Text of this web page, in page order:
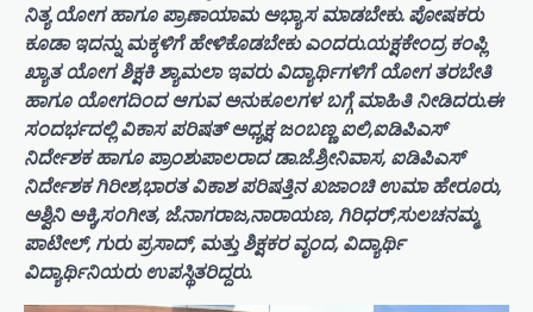
ನಿತ್ಯ ಯೋಗ ಹಾಗೂ ಪ್ರಾಣಾಯಾಮ ಅಭ್ಯಾಸ ಮಾಡಬೇಕು. ಪೋಷಕರು
ಕೂಡಾ ಇದನ್ನು ಮಕ್ಕಳಿಗೆ ಹೇಳಿಕೊಡಬೇಕು ಎಂದರು.ಯಕ್ಷಕೇಂದ್ರ ಕಂಪ್ಲಿ
ಖ್ಯಾತ ಯೋಗ ಶಿಕ್ಷಕಿ ಶ್ಯಾಮಲಾ ಇವರು ವಿದ್ಯಾರ್ಥಿಗಳಿಗೆ ಯೋಗ ತರಬೇತಿ
ಹಾಗೂ ಯೋಗದಿಂದ ಆಗುವ ಅನುಕೂಲಗಳ ಬಗ್ಗೆ ಮಾಹಿತಿ ನೀಡಿದರು.ಈ
ಸಂದರ್ಭದಲ್ಲಿ ವಿಕಾಸ ಪರಿಷತ್ ಅಧ್ಯಕ್ಷ ಜಂಬಣ್ಣ ಐಲಿ,ಐಡಿಪಿಎಸ್
ನಿರ್ದೇಶಕ ಹಾಗೂ ಪ್ರಾಂಶುಪಾಲರಾದ ಡಾ.ಜೆ.ಶ್ರೀನಿವಾಸ, ಐಡಿಪಿಎಸ್
ನಿರ್ದೇಶಕ ಗಿರೀಶ,ಭಾರತ ವಿಕಾಶ ಪರಿಷತ್ತಿನ ಖಜಾಂಚಿ ಉಮಾ ಹೇರೂರು,
ಅಶ್ವಿನಿ ಅಕ್ಕಿ,ಸಂಗೀತ, ಜೆ.ನಾಗರಾಜ,ನಾರಾಯಣ, ಗಿರಿಧರ್,ಸುಲಚನಮ್ಮ
ಪಾಟೀಲ್, ಗುರು ಪ್ರಸಾದ್, ಮತ್ತು ಶಿಕ್ಷಕರ ವೃಂದ, ವಿದ್ಯಾರ್ಥಿ
ವಿದ್ಯಾರ್ಥಿನಿಯರು ಉಪಸ್ಥಿತರಿದ್ದರು.